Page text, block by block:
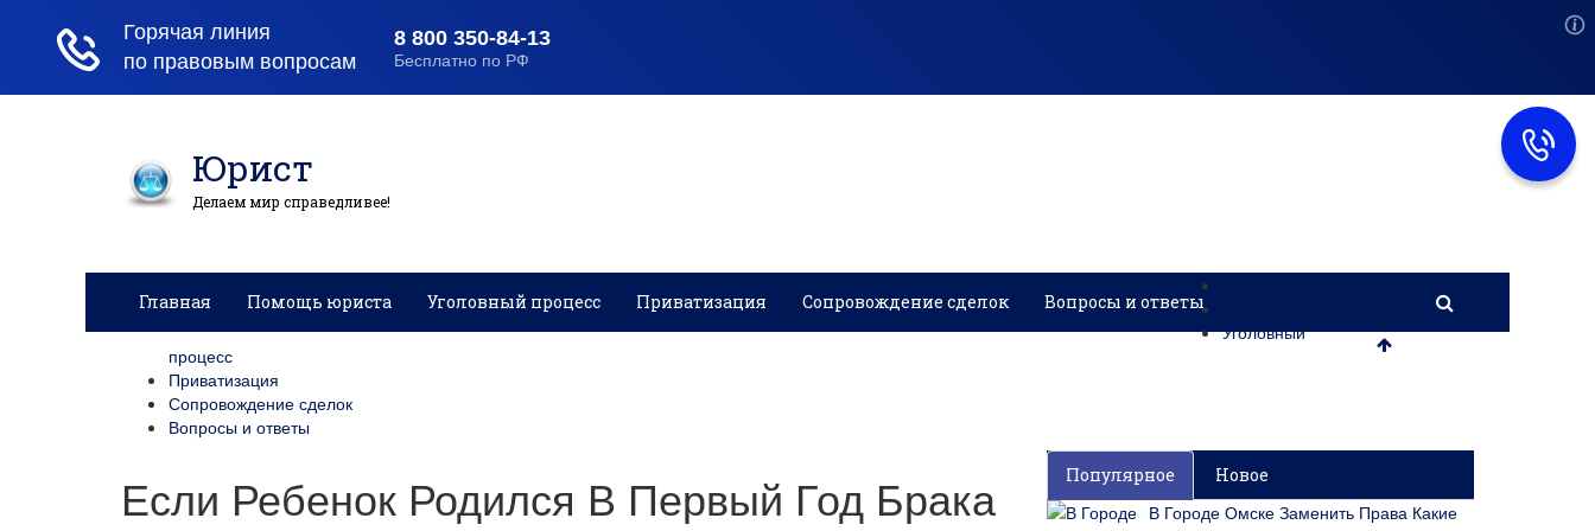
Юрист
Делаем мир справедливее!
Главная Помощь юриста Уголовный процесс Приватизация Сопровождение сделок Вопросы и ответы
Уголовный
процесс
Приватизация
Сопровождение сделок
Вопросы и ответы
Если Ребенок Родился В Первый Год Брака Популярное Новое
В Городе Омске Заменить Права Какие